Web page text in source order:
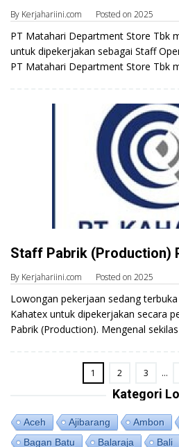
By Kerjahariini.com Posted on 2025
PT Matahari Department Store Tbk
untuk dipekerjakan sebagai Staff
PT Matahari Department Store Tbk
Staff Pabrik (Production)
By Kerjahariini.com Posted on 2025
Lowongan pekerjaan sedang
Kahatex untuk dipekerjakan secara
Pabrik (Production). Mengenal
1 2 3 …
Kategori
Aceh Ajibarang Ambon
Bagan Batu
Balaraja Bali